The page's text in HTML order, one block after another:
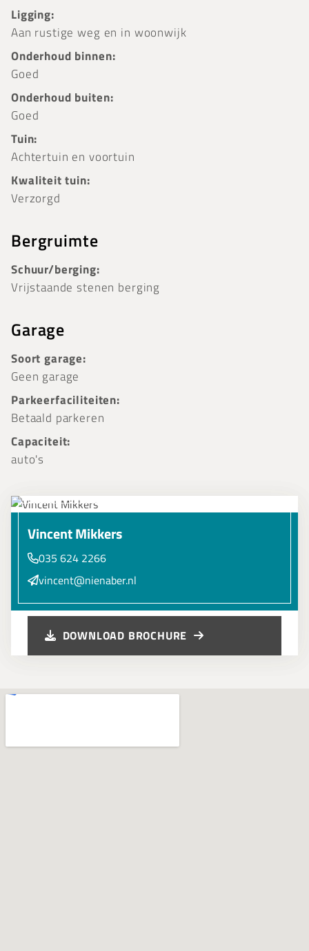
Ligging:
Aan rustige weg en in woonwijk
Onderhoud binnen:
Goed
Onderhoud buiten:
Goed
Tuin:
Achtertuin en voortuin
Kwaliteit tuin:
Verzorgd
Bergruimte
Schuur/berging:
Vrijstaande stenen berging
Garage
Soort garage:
Geen garage
Parkeerfaciliteiten:
Betaald parkeren
Capaciteit:
auto's
Vincent Mikkers
035 624 2266
vincent@nienaber.nl
DOWNLOAD BROCHURE